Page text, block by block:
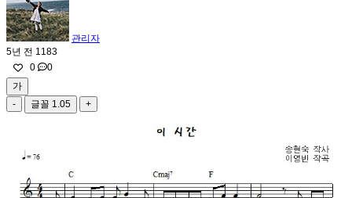
관리자
5년 전 1183
0
0
가
-
글꼴 1.05 +